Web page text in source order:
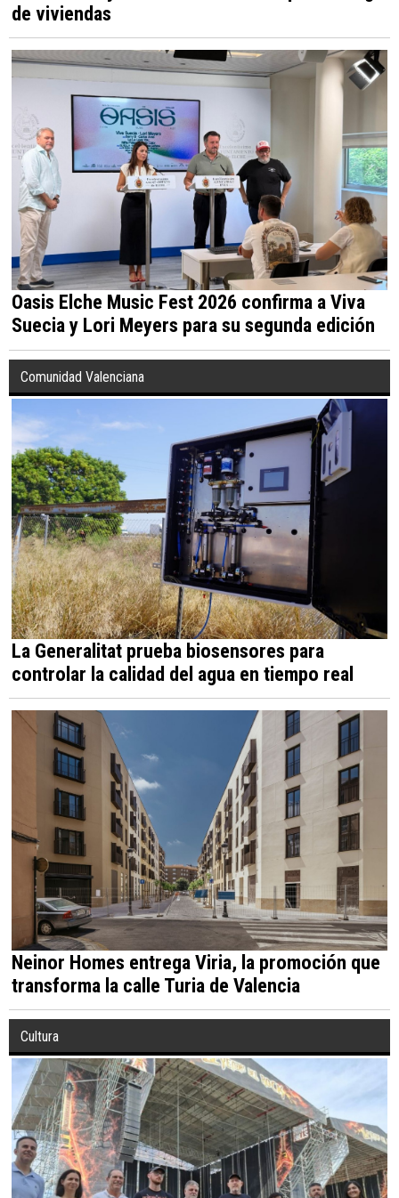
de viviendas
Oasis Elche Music Fest 2026 confirma a Viva
Suecia y Lori Meyers para su segunda edición
Comunidad Valenciana
La Generalitat prueba biosensores para
controlar la calidad del agua en tiempo real
Neinor Homes entrega Viria, la promoción que
transforma la calle Turia de Valencia
Cultura